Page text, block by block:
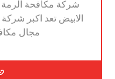
الابيض تعد اكبر
مجال